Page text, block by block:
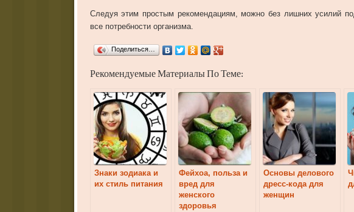
Следуя этим простым рекомендациям, можно без лишних усилий
все потребности организма.
Поделиться…
Рекомендуемые Материалы По Теме:
Знаки зодиака и
их стиль питания
Фейхоа, польза и
вред для
женского
здоровья
Основы делового
дресс-кода для
женщин